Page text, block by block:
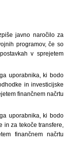
javno naročilo za
programov, če so
v sprejetem
uporabnika, ki bodo
in investicijske
finančnem načrtu
uporabnika, ki bodo
in za tekoče transfere,
finančnem načrtu